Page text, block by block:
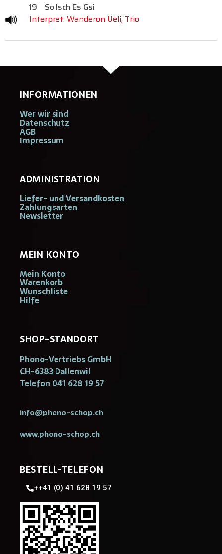
19
So Isch Es Gsi
Interpret: Wanderon Ueli, Trio
INFORMATIONEN
Wer wir sind
Datenschutz
AGB
Impressum
ADMINISTRATION
Liefer- und Versandkosten
Zahlungsarten
Newsletter
MEIN KONTO
Mein Konto
Warenkorb
Wunschliste
Hilfe
SHOP-STANDORT
Phono-Vertriebs GmbH
CH-6383 Dallenwil
Telefon 041 628 19 57
info@phono-schop.ch
www.phono-schop.ch
BESTELL-TELEFON
++41 (0) 41 628 19 57